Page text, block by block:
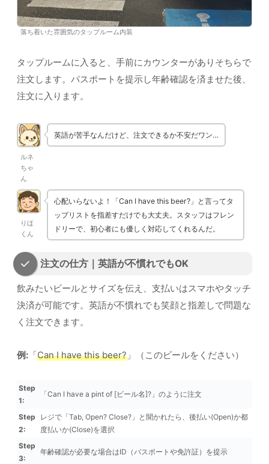
落ち着いた雰囲気のタップルーム内装
タップルームに入ると、手前にカウンターがありそちらで
注文します。パスポートを提示し年齢確認を済ませた後、
注文に入ります。
ルネ
ちゃ
ん
英語が苦手なんだけど、注文できるか不安だワン…
りほ
くん
心配いらないよ！「Can I have this beer?」と言ってタ
ップリストを指差すだけでも大丈夫。スタッフはフレン
ドリーで、初心者にも優しく対応してくれるんだ。
注文の仕方｜英語が不慣れでもOK
飲みたいビールとサイズを伝え、支払いはスマホやタッチ
決済が可能です。英語が不慣れでも笑顔と指差しで問題な
く注文できます。
例: 「Can I have this beer? 」（このビールをください）
Step
1:
「Can I have a pint of [ビール名]?」のように注文
Step
2:
レジで「Tab, Open? Close?」と聞かれたら、後払い(Open)か都
度払いか(Close)を選択
Step
3:
年齢確認が必要な場合はID（パスポートや免許証）を提示